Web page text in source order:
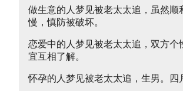
做生意的人梦见被老太太追，虽然顺
慢，慎防被破坏。
恋爱中的人梦见被老太太追，双方个
宜互相了解。
怀孕的人梦见被老太太追，生男。四